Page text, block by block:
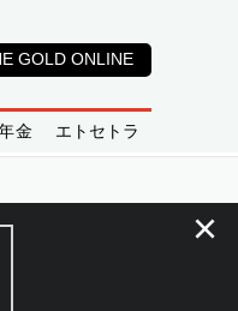
GOLD ONLINE
金 エトセトラ
×